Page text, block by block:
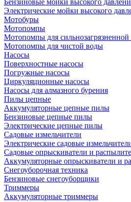
Бензиновые мойки высокого
Электрические мойки высокого
Мотобуры
Мотопомпы
Мотопомпы для
Мотопомпы для чистой воды
Насосы
Поверхностные насосы
Погружные насосы
Циркуляционные насосы
Насосы для алмазного бурения
Пилы цепные
Аккумуляторные цепные пилы
Бензиновые цепные пилы
Электрические цепные пилы
Садовые измельчители
Электрические садовые
Садовые опрыскиватели и
Аккумуляторные опрыскиватели и
Снегоуборочная техника
Бензиновые снегоуборщики
Триммеры
Аккумуляторные триммеры